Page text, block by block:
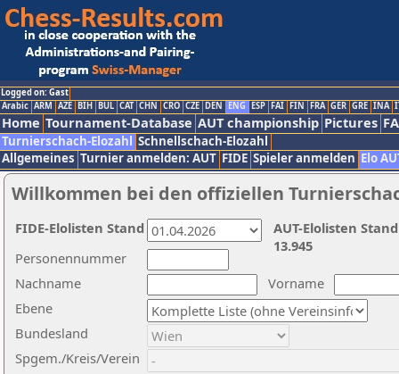
Logged on: Gast
Arabic ARM AZE BIH BUL CAT CHN CRO CZE DEN ENG ESP FAI FIN FRA GER GRE INA
Home Tournament-Database AUT championship Pictures
Turnierschach-Elozahl Schnellschach-Elozahl
Allgemeines Turnier anmelden: AUT FIDE Spieler anmelden Elo
Willkommen bei den offiziellen
Nachname
Vorname
Ebene
Personennummer
Bundesland
Spgem./Kreis/Verein
AUT-Elolisten
13.945
FIDE-Elolisten Stand